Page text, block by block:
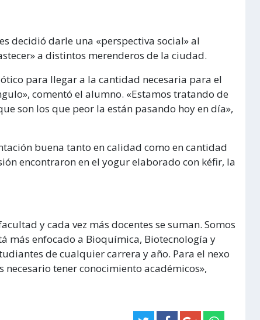
decidió darle una «perspectiva social» al
a distintos merenderos de la ciudad.
para llegar a la cantidad necesaria para el
comentó el alumno. «Estamos tratando de
son los que peor la están pasando hoy en día»,
buena tanto en calidad como en cantidad
encontraron en el yogur elaborado con kéfir, la
y cada vez más docentes se suman. Somos
más enfocado a Bioquímica, Biotecnología y
de cualquier carrera y año. Para el nexo
tener conocimiento académicos»,